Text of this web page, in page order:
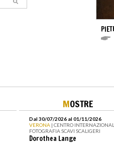
MOSTRE
Dal 30/07/2026 al 01/11/2026
VERONA | CENTRO
FOTOGRAFIA SCAVI SCALIGERI
Dorothea Lange